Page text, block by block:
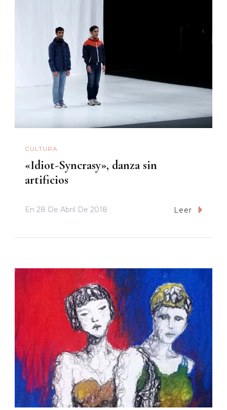
CULTURA
«Idiot-Syncrasy», danza sin
artificios
En 28 De Abril De 2018 Leer